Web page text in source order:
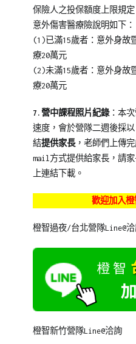
保險人之投保額度上限規
意外傷害醫療險說明如下：
(1)已滿15歲者：意外身故
療20萬元
(2)未滿15歲者：意外身故
療20萬元
7.營中課程照片紀錄：本
速度，會於營隊二週後採
結提供家長，老師們上傳
mail方式提供給家長，請
上連結下載。
歡迎加入橙
橙智過夜/台北營隊Line@
橙智新竹營隊Line@洽詢